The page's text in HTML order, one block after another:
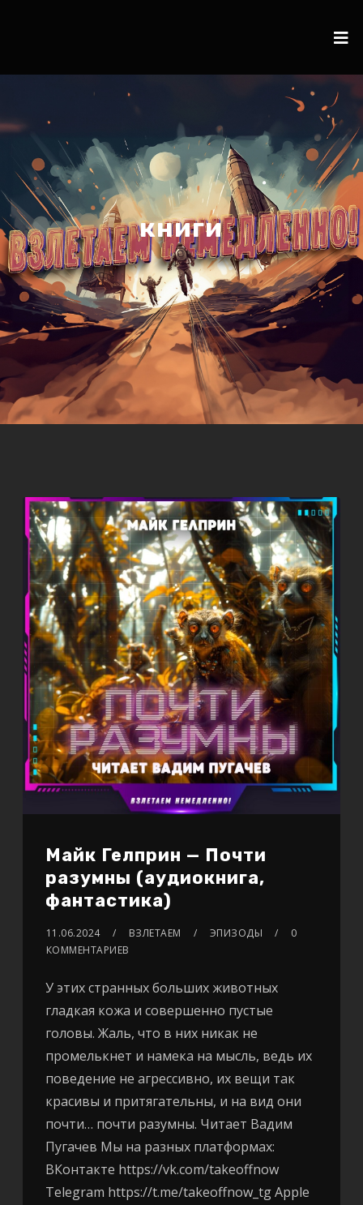
книги
Майк Гелприн — Почти
разумны (аудиокнига,
фантастика)
11.06.2024 ВЗЛЕТАЕМ ЭПИЗОДЫ
0
КОММЕНТАРИЕВ
У этих странных больших животных
гладкая кожа и совершенно пустые
головы. Жаль, что в них никак не
промелькнет и намека на мысль, ведь их
поведение не агрессивно, их вещи так
красивы и притягательны, и на вид они
почти… почти разумны. Читает Вадим
Пугачев Мы на разных платформах:
ВКонтакте https://vk.com/takeoffnow
Telegram https://t.me/takeoffnow_tg Apple